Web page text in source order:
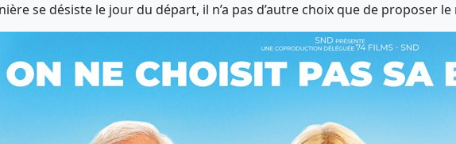
se désiste le jour du départ, il n’a pas d’autre choix que de proposer